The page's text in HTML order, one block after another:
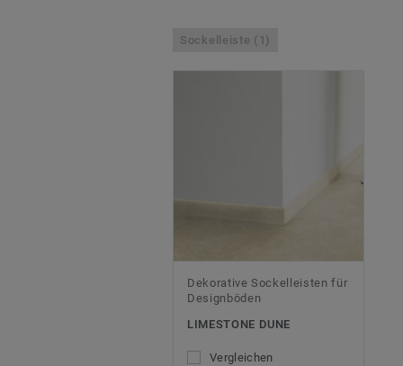
Sockelleiste (1)
Dekorative Sockelleisten für
Designböden
LIMESTONE DUNE
Vergleichen